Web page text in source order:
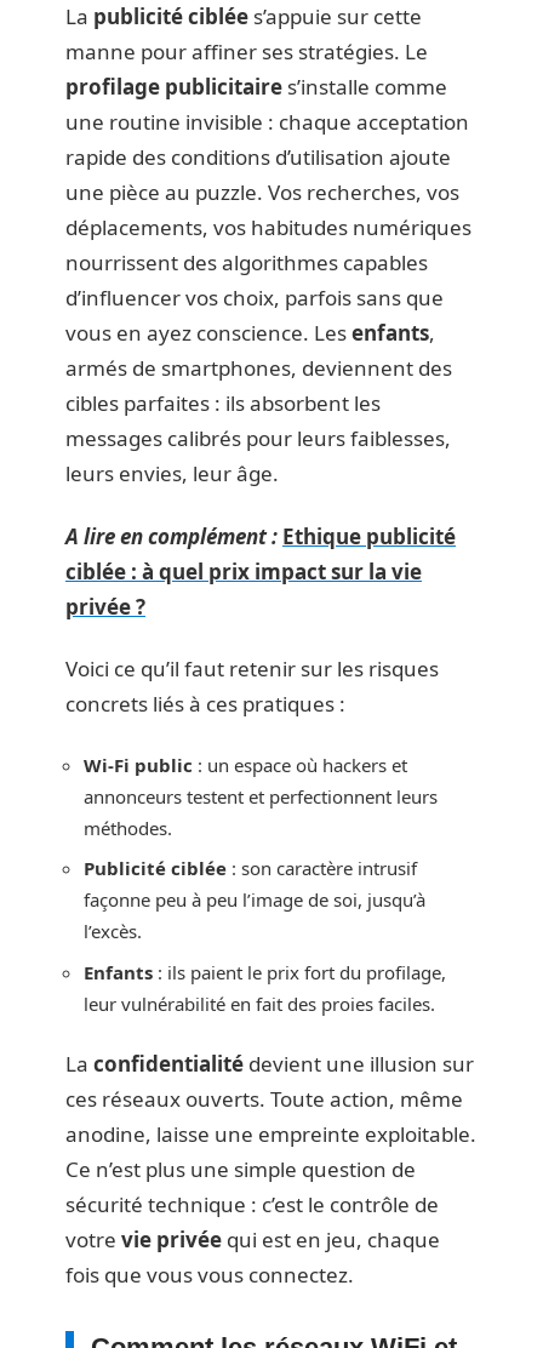
La publicité ciblée s’appuie sur cette
manne pour affiner ses stratégies. Le
profilage publicitaire s’installe comme
une routine invisible : chaque acceptation
rapide des conditions d’utilisation ajoute
une pièce au puzzle. Vos recherches, vos
déplacements, vos habitudes numériques
nourrissent des algorithmes capables
d’influencer vos choix, parfois sans que
vous en ayez conscience. Lesenfants,
armés de smartphones, deviennent des
cibles parfaites : ils absorbent les
messages calibrés pour leurs faiblesses,
leurs envies, leur âge.
A lire en complément : Ethique publicité
ciblée : à quel prix impact sur la vie
privée ?
Voici ce qu’il faut retenir sur les risques
concrets liés à ces pratiques :
Wi-Fi public : un espace où hackers et
annonceurs testent et perfectionnent leurs
méthodes.
Publicité ciblée : son caractère intrusif
façonne peu à peu l’image de soi, jusqu’à
l’excès.
Enfants : ils paient le prix fort du profilage,
leur vulnérabilité en fait des proies faciles.
La confidentialité devient une illusion sur
ces réseaux ouverts. Toute action, même
anodine, laisse une empreinte exploitable.
Ce n’est plus une simple question de
sécurité technique : c’est le contrôle de
votre vie privée qui est en jeu, chaque
fois que vous vous connectez.